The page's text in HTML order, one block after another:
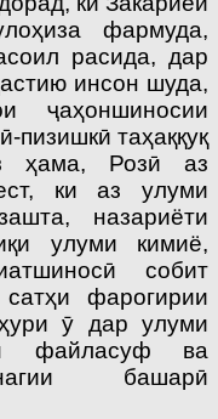
фармуда,
расида, дар
инсон шуда,
ҷаҳоншиносии
таҳаққуқ
ҳама, Розӣ аз
ки аз улуми
назариёти
улуми кимиё,
собит
фарогирии
ӯ дар улуми
файласуф ва
башарӣ